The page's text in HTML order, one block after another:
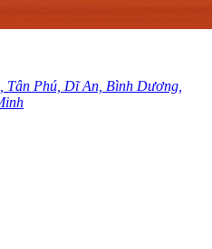
Phú, Dĩ An, Bình Dương,